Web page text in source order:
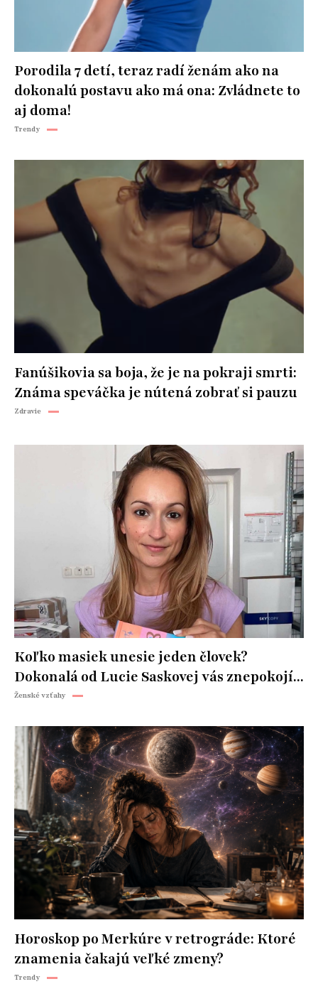
Porodila 7 detí, teraz radí ženám ako na
dokonalú postavu ako má ona: Zvládnete to
aj doma!
Trendy
Fanúšikovia sa boja, že je na pokraji smrti:
Známa speváčka je nútená zobrať si pauzu
Zdravie
Koľko masiek unesie jeden človek?
Dokonalá od Lucie Saskovej vás znepokojí...
Ženské vzťahy
Horoskop po Merkúre v retrográde: Ktoré
znamenia čakajú veľké zmeny?
Trendy